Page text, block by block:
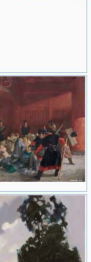
京工艺美术出版社
中国美术学院出版社
术出版社
马晓腾合著） 岭南美
美术出版社
出版社
编 北京大学出版社
术出版社
装书局
品：油画《少女肖
、《小骑手》、《牧羊
科学的春天》等。部分作
馆、北京国际艺苑美术